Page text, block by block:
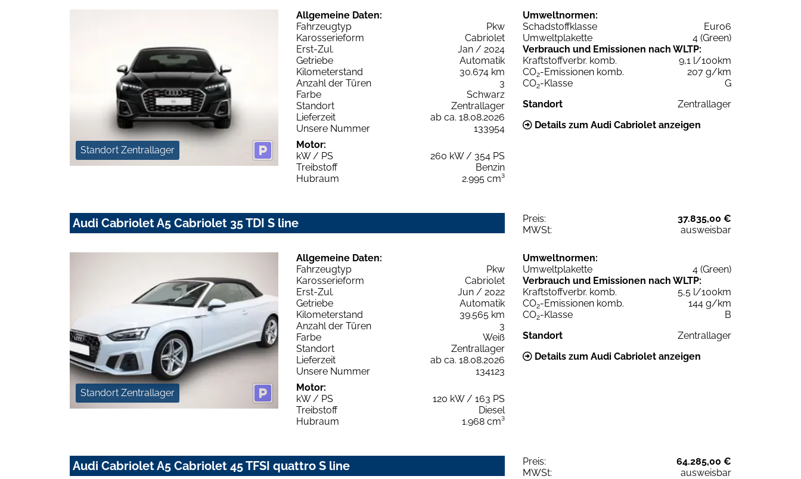
Standort Zentrallager
Allgemeine Daten:
Fahrzeugtyp
Pkw
Karosserieform
Cabriolet
Erst-Zul.
Jan / 2024
Getriebe
Automatik
Kilometerstand
30.674 km
Anzahl der Türen
3
Farbe
Schwarz
Standort
Zentrallager
Lieferzeit
ab ca. 18.08.2026
Unsere Nummer
133954
Motor:
kW / PS
260 kW / 354 PS
Treibstoff
Benzin
Hubraum
2.995 cm³
Umweltnormen:
Schadstoffklasse
Euro6
Umweltplakette
4 (Green)
Verbrauch und Emissionen nach WLTP:
Kraftstoffverbr. komb.
9,1 l/100km
CO2-Emissionen komb.
207 g/km
CO2-Klasse
G
Standort
Zentrallager
Details zum Audi Cabriolet anzeigen
Audi Cabriolet A5 Cabriolet 35 TDI S line Preis:
37.835,00 €
MWSt:
ausweisbar
Standort Zentrallager
Allgemeine Daten:
Fahrzeugtyp
Pkw
Karosserieform
Cabriolet
Erst-Zul.
Jun / 2022
Getriebe
Automatik
Kilometerstand
39.565 km
Anzahl der Türen
3
Farbe
Weiß
Standort
Zentrallager
Lieferzeit
ab ca. 18.08.2026
Unsere Nummer
134123
Motor:
kW / PS
120 kW / 163 PS
Treibstoff
Diesel
Hubraum
1.968 cm³
Umweltnormen:
Umweltplakette
4 (Green)
Verbrauch und Emissionen nach WLTP:
Kraftstoffverbr. komb.
5,5 l/100km
CO2-Emissionen komb.
144 g/km
CO2-Klasse
B
Standort
Zentrallager
Details zum Audi Cabriolet anzeigen
Audi Cabriolet A5 Cabriolet 45 TFSI quattro S line Preis:
64.285,00 €
MWSt:
ausweisbar